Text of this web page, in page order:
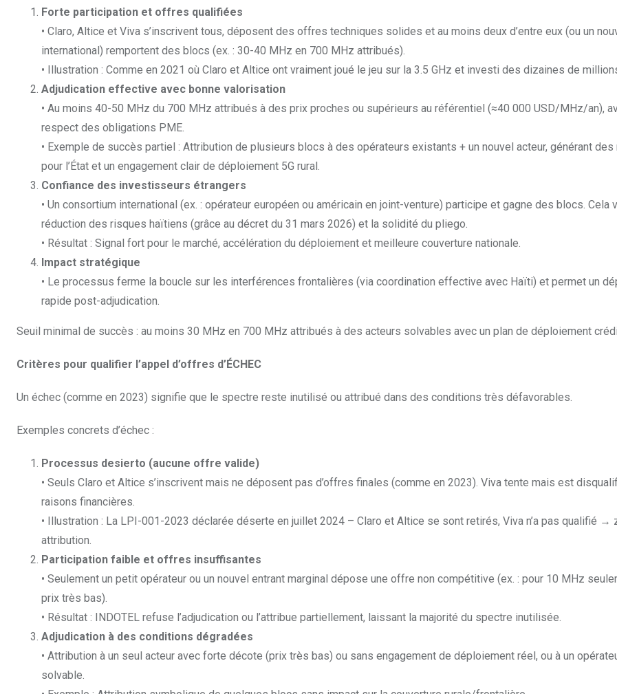
Forte participation et offres qualifiées
• Claro, Altice et Viva s’inscrivent tous, déposent des offres techniques solides et au moins deux d’entre eux (ou un
international) remportent des blocs (ex. : 30-40 MHz en 700 MHz attribués).
• Illustration : Comme en 2021 où Claro et Altice ont vraiment joué le jeu sur la 3.5 GHz et investi des dizaines de
Adjudication effective avec bonne valorisation
• Au moins 40-50 MHz du 700 MHz attribués à des prix proches ou supérieurs au référentiel (≈40 000 USD/MHz/an),
respect des obligations PME.
• Exemple de succès partiel : Attribution de plusieurs blocs à des opérateurs existants + un nouvel acteur, générant des
pour l’État et un engagement clair de déploiement 5G rural.
Confiance des investisseurs étrangers
• Un consortium international (ex. : opérateur européen ou américain en joint-venture) participe et gagne des blocs. Cela
réduction des risques haïtiens (grâce au décret du 31 mars 2026) et la solidité du pliego.
• Résultat : Signal fort pour le marché, accélération du déploiement et meilleure couverture nationale.
Impact stratégique
• Le processus ferme la boucle sur les interférences frontalières (via coordination effective avec Haïti) et permet un
rapide post-adjudication.
Seuil minimal de succès : au moins 30 MHz en 700 MHz attribués à des acteurs solvables avec un plan de déploiement
Critères pour qualifier l’appel d’offres d’ÉCHEC
Un échec (comme en 2023) signifie que le spectre reste inutilisé ou attribué dans des conditions très défavorables.
Exemples concrets d’échec :
Processus desierto (aucune offre valide)
• Seuls Claro et Altice s’inscrivent mais ne déposent pas d’offres finales (comme en 2023). Viva tente mais est
raisons financières.
• Illustration : La LPI-001-2023 déclarée déserte en juillet 2024 – Claro et Altice se sont retirés, Viva n’a pas qualifié →
attribution.
Participation faible et offres insuffisantes
• Seulement un petit opérateur ou un nouvel entrant marginal dépose une offre non compétitive (ex. : pour 10 MHz
prix très bas).
• Résultat : INDOTEL refuse l’adjudication ou l’attribue partiellement, laissant la majorité du spectre inutilisée.
Adjudication à des conditions dégradées
• Attribution à un seul acteur avec forte décote (prix très bas) ou sans engagement de déploiement réel, ou à un
solvable.